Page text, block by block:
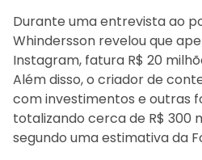
Durante uma entrevista ao
Whindersson revelou que
Instagram, fatura R$ 20
Além disso, o criador de
com investimentos e outras
totalizando cerca de R$ 300
segundo uma estimativa da